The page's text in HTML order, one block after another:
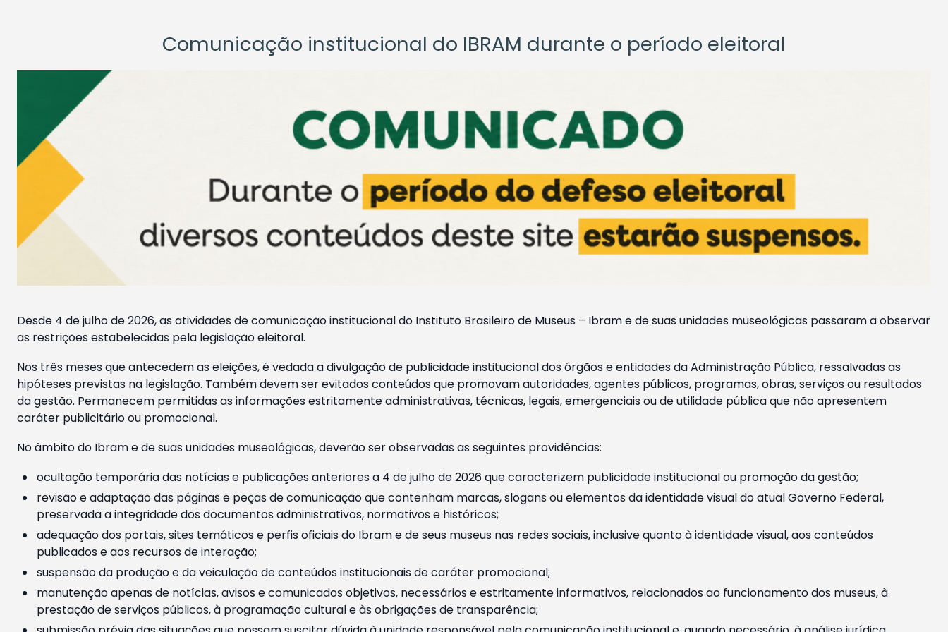
Comunicação institucional do IBRAM durante o período eleitoral
Desde 4 de julho de 2026, as atividades de comunicação institucional do Instituto Brasileiro de Museus – Ibram e de suas unidades museológicas passaram a observar
as restrições estabelecidas pela legislação eleitoral.
Nos três meses que antecedem as eleições, é vedada a divulgação de publicidade institucional dos órgãos e entidades da Administração Pública, ressalvadas as
hipóteses previstas na legislação. Também devem ser evitados conteúdos que promovam autoridades, agentes públicos, programas, obras, serviços ou resultados
da gestão. Permanecem permitidas as informações estritamente administrativas, técnicas, legais, emergenciais ou de utilidade pública que não apresentem
caráter publicitário ou promocional.
No âmbito do Ibram e de suas unidades museológicas, deverão ser observadas as seguintes providências:
ocultação temporária das notícias e publicações anteriores a 4 de julho de 2026 que caracterizem publicidade institucional ou promoção da gestão;
revisão e adaptação das páginas e peças de comunicação que contenham marcas, slogans ou elementos da identidade visual do atual Governo Federal,
preservada a integridade dos documentos administrativos, normativos e históricos;
adequação dos portais, sites temáticos e perfis oficiais do Ibram e de seus museus nas redes sociais, inclusive quanto à identidade visual, aos conteúdos
publicados e aos recursos de interação;
suspensão da produção e da veiculação de conteúdos institucionais de caráter promocional;
manutenção apenas de notícias, avisos e comunicados objetivos, necessários e estritamente informativos, relacionados ao funcionamento dos museus, à
prestação de serviços públicos, à programação cultural e às obrigações de transparência;